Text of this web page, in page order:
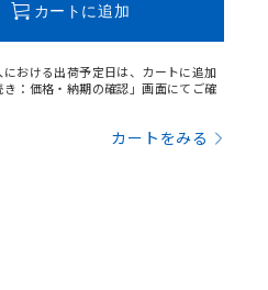
カートに追加
における出荷予定日は、カートに追加
：価格・納期の確認」画面にてご確
カートをみる